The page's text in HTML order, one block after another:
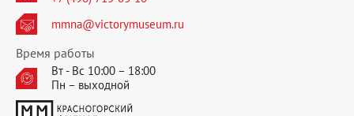
mmna@victorymuseum.ru
Время работы
Вт - Вс 10:00 – 18:00
Пн – выходной